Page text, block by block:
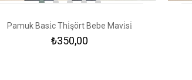
Pamuk Basi̇c Thi̇şört Bebe Mavi̇si̇
₺350,00